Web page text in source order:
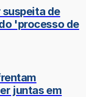
suspeita de
'processo de
juntas em